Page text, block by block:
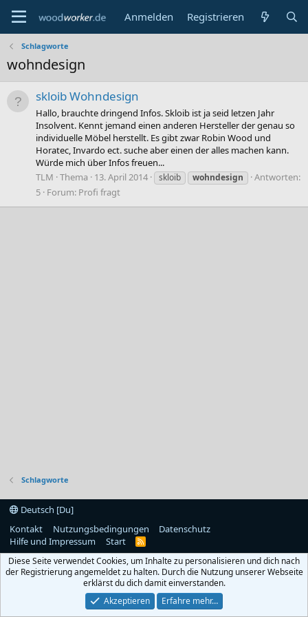
Anmelden Registrieren
Schlagworte
wohndesign
skloib Wohndesign
Hallo, brauchte dringend Infos. Skloib ist ja seid letzen Jahr
Insolvent. Kennt jemand einen anderen Hersteller der genau so
individuelle Möbel herstellt. Es gibt zwar Robin Wood und
Horatec, Invardo ect. suche aber einen der alles machen kann.
Würde mich über Infos freuen...
TLM Thema 13. April 2014 skloib wohndesign
Antworten:
5 Forum: Profi fragt
Schlagworte
Deutsch [Du]
Kontakt
Nutzungsbedingungen
Datenschutz
Hilfe und Impressum
Start
R
S
Diese Seite verwendet Cookies, um Inhalte zu personalisieren und dich nach
der Registrierung angemeldet zu halten. Durch die Nutzung unserer Webseite
erklärst du dich damit einverstanden.
Akzeptieren
Erfahre mehr…